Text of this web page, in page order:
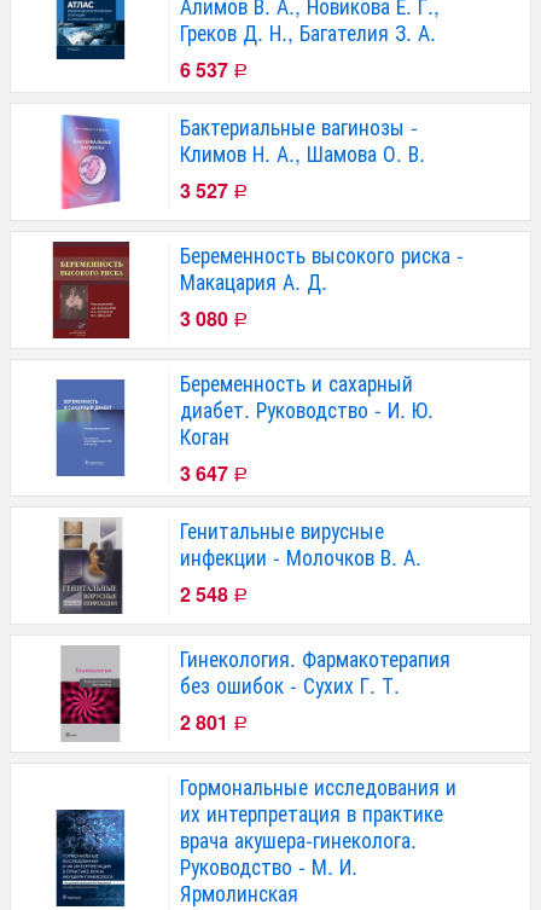
Греков Д. Н., Багателия З. А.
6 537 Р
Бактериальные вагинозы -
Климов Н. А., Шамова О. В.
3 527 Р
Беременность высокого риска -
Макацария А. Д.
3 080 Р
Беременность и сахарный
диабет. Руководство - И. Ю.
Коган
3 647 Р
Генитальные вирусные
инфекции - Молочков В. А.
2 548 Р
Гинекология. Фармакотерапия
без ошибок - Сухих Г. Т.
2 801 Р
Гормональные исследования и
их интерпретация в практике
врача акушера-гинеколога.
Руководство - М. И.
Ярмолинская